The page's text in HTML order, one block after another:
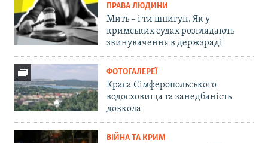
ПРАВА ЛЮДИНИ
Мить – і ти шпигун. Як у
кримських судах розглядають
звинувачення в держзраді
ФОТОГАЛЕРЕЇ
Краса Сімферопольського
водосховища та занедбаність
довкола
ВІЙНА ТА КРИМ